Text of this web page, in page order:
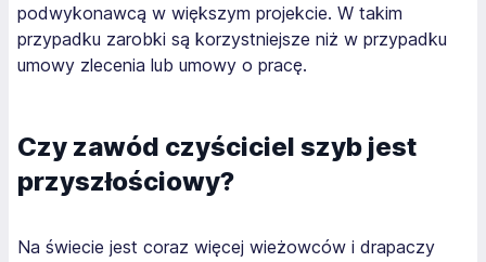
podwykonawcą w większym projekcie. W takim
przypadku zarobki są korzystniejsze niż w przypadku
umowy zlecenia lub umowy o pracę.
Czy zawód czyściciel szyb jest
przyszłościowy?
Na świecie jest coraz więcej wieżowców i drapaczy